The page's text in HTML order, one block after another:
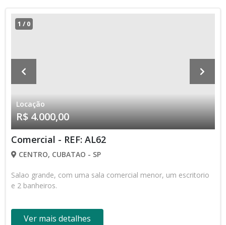
1 / 0
Locação
R$ 4.000,00
Comercial - REF: AL62
CENTRO, CUBATAO - SP
Salao grande, com uma sala comercial menor, um escritorio
e 2 banheiros.
Ver mais detalhes